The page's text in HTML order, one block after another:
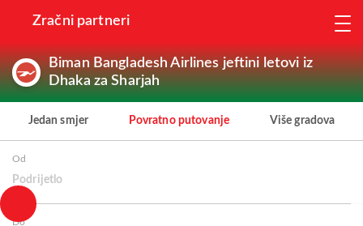
Zračni partneri
Biman Bangladesh Airlines jeftini letovi iz
Dhaka za Sharjah
Jedan smjer Povratno putovanje Više gradova
Od
Podrijetlo
Do